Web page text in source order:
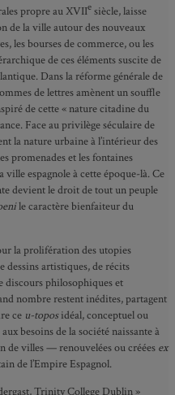
propre au XVIIe siècle, laisse
de la ville autour des nouveaux
les bourses de commerce, ou les
de ces éléments suscite de
Dans la réforme générale de
de lettres amènent un souffle
de cette « nature citadine du
Face au privilège séculaire de
la nature urbaine à l’intérieur des
promenades et les fontaines
espagnole à cette époque-là. Ce
devient le droit de tout un peuple
le caractère bienfaiteur du
la prolifération des utopies
dessins artistiques, de récits
discours philosophiques et
nombre restent inédites, partagent
ce u-toposidéal, conceptuel ou
besoins de la société naissante à
de villes — renouvelées ou créées ex
de l’Empire Espagnol.
Trinity College Dublin »